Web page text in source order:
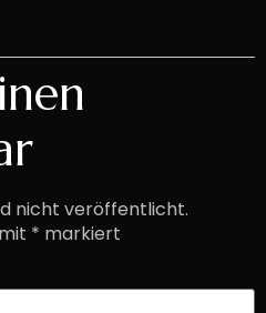
nicht veröffentlicht.
* markiert